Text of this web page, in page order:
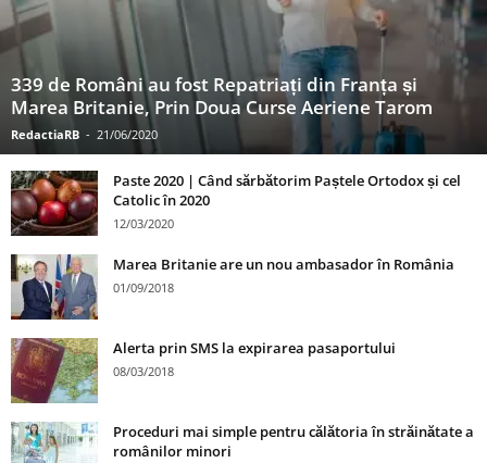
339 de Români au fost Repatriați din Franța și
Marea Britanie, Prin Doua Curse Aeriene Tarom
RedactiaRB - 21/06/2020
Paste 2020 | Când sărbătorim Paștele Ortodox și cel
Catolic în 2020
12/03/2020
Marea Britanie are un nou ambasador în România
01/09/2018
Alerta prin SMS la expirarea pasaportului
08/03/2018
Proceduri mai simple pentru călătoria în străinătate a
românilor minori